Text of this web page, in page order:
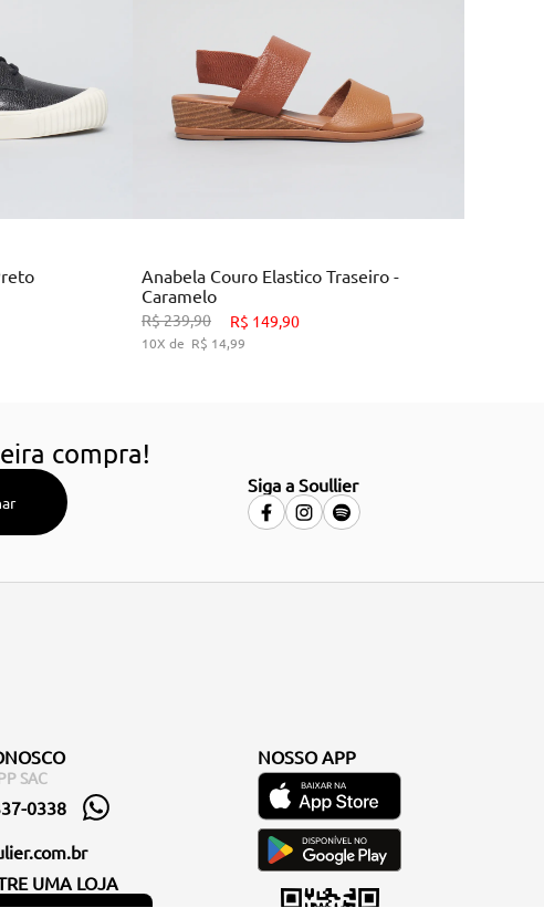
33 34
ADICIONAR AO CARRINHO
Anabela Couro Elastico Traseiro -
Caramelo
R$239,90 R$ 149,90
10 R$ 14,99
compra!
Siga a Soullier
SAC
0338
UMA LOJA
NOSSO APP